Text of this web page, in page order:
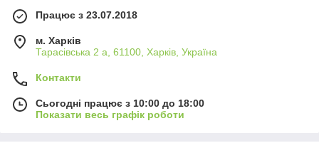
Працює з 23.07.2018
м. Харків
Тарасівська 2 а, 61100, Харків, Україна
Контакти
Сьогодні працює з 10:00 до 18:00
Показати весь графік роботи